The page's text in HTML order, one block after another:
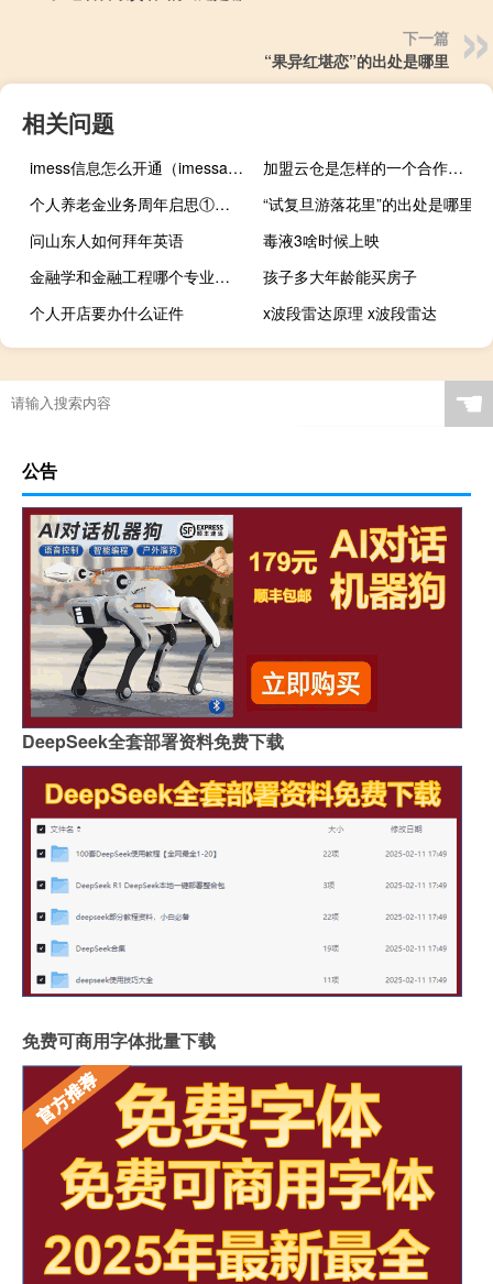
下一篇
“果异红堪恋”的出处是哪里
相关问题
imess信息怎么开通（imessag信息是什么）
加盟云仓是怎样的一个合作模式
个人养老金业务周年启思①｜辟如行远必自迩 到底什么情况嘞
“试复旦游落花里”的出处是哪里
问山东人如何拜年英语
毒液3啥时候上映
金融学和金融工程哪个专业更好一些
孩子多大年龄能买房子
个人开店要办什么证件
x波段雷达原理 x波段雷达
☚
公告
DeepSeek全套部署资料免费下载
免费可商用字体批量下载